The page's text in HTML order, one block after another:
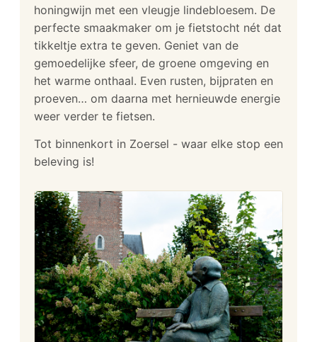
honingwijn met een vleugje lindebloesem. De
perfecte smaakmaker om je fietstocht nét dat
tikkeltje extra te geven. Geniet van de
gemoedelijke sfeer, de groene omgeving en
het warme onthaal. Even rusten, bijpraten en
proeven… om daarna met hernieuwde energie
weer verder te fietsen.
Tot binnenkort in Zoersel - waar elke stop een
beleving is!